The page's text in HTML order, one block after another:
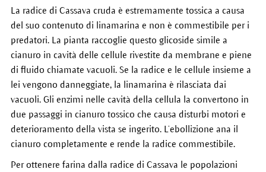
La radice di Cassava cruda è estremamente tossica a causa
del suo contenuto di linamarina e non è commestibile per i
predatori. La pianta raccoglie questo glicoside simile a
cianuro in cavità delle cellule rivestite da membrane e piene
di fluido chiamate vacuoli. Se la radice e le cellule insieme a
lei vengono danneggiate, la linamarina è rilasciata dai
vacuoli. Gli enzimi nelle cavità della cellula la convertono in
due passaggi in cianuro tossico che causa disturbi motori e
deterioramento della vista se ingerito. L’ebollizione ana il
cianuro completamente e rende la radice commestibile.
Per ottenere farina dalla radice di Cassava le popolazioni